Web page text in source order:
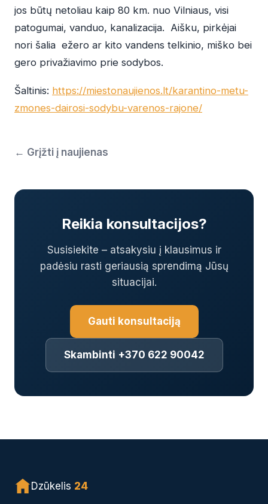
jos būtų netoliau kaip 80 km. nuo Vilniaus, visi
patogumai, vanduo, kanalizacija. Aišku, pirkėjai
nori šalia ežero ar kito vandens telkinio, miško bei
gero privažiavimo prie sodybos.
Šaltinis: https://miestonaujienos.lt/karantino-metu-
zmones-dairosi-sodybu-varenos-rajone/
← Grįžti į naujienas
Reikia konsultacijos?
Susisiekite – atsakysiu į klausimus ir
padėsiu rasti geriausią sprendimą Jūsų
situacijai.
Gauti konsultaciją
Skambinti +370 622 90042
Dzūkelis 24